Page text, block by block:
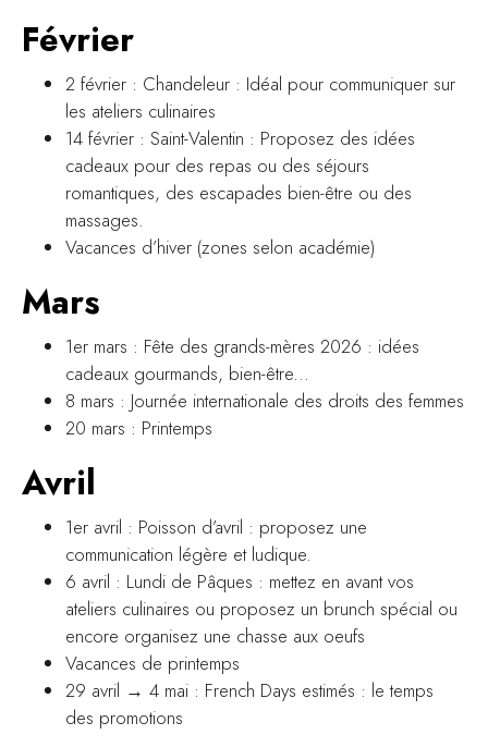
Février
2 février : Chandeleur : Idéal pour communiquer sur
les ateliers culinaires
14 février : Saint-Valentin : Proposez des idées
cadeaux pour des repas ou des séjours
romantiques, des escapades bien-être ou des
massages.
Vacances d’hiver (zones selon académie)
Mars
1er mars : Fête des grands-mères 2026 : idées
cadeaux gourmands, bien-être...
8 mars : Journée internationale des droits des femmes
20 mars : Printemps
Avril
1er avril : Poisson d’avril : proposez une
communication légère et ludique.
6 avril : Lundi de Pâques : mettez en avant vos
ateliers culinaires ou proposez un brunch spécial ou
encore organisez une chasse aux oeufs
Vacances de printemps
29 avril → 4 mai : French Days estimés : le temps
des promotions